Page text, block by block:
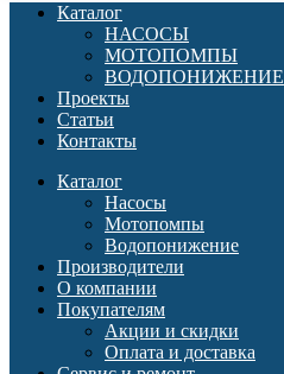
Каталог
НАСОСЫ
МОТОПОМПЫ
ВОДОПОНИЖЕНИЕ
Проекты
Статьи
Контакты
Каталог
Насосы
Мотопомпы
Водопонижение
Производители
О компании
Покупателям
Акции и скидки
Оплата и доставка